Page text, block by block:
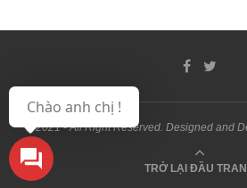
@2021 - All Right Reserved. Designed and
TRỞ LẠI ĐẦU
Chào anh chị !